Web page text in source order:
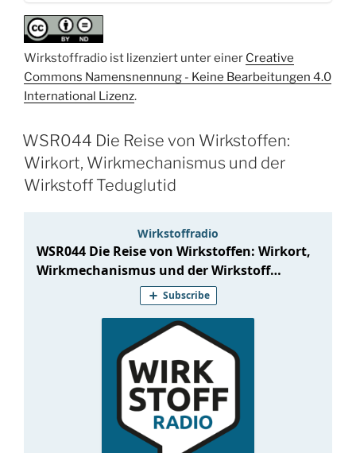
Wirkstoffradio ist lizenziert unter einer Creative
Commons Namensnennung - Keine Bearbeitungen 4.0
International Lizenz.
WSR044 Die Reise von Wirkstoffen:
Wirkort, Wirkmechanismus und der
Wirkstoff Teduglutid